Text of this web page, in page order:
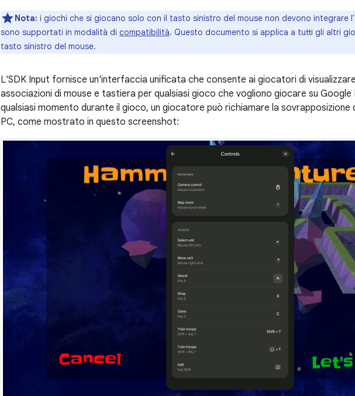
Nota: i giochi che si giocano solo con il tasto sinistro del mouse non devono integrare
sono supportati in modalità di compatibilità. Questo documento si applica a tutti gli altri
tasto sinistro del mouse.
L'SDK Input fornisce un'interfaccia unificata che consente ai giocatori di
associazioni di mouse e tastiera per qualsiasi gioco che vogliono giocare su Google
qualsiasi momento durante il gioco, un giocatore può richiamare la sovrapposizione
PC, come mostrato in questo screenshot: